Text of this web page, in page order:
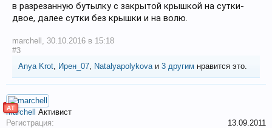
в разрезанную бутылку с закрытой крышкой на сутки-
двое, далее сутки без крышки и на волю.
marchell , 30.10.2016 в 15:18
#3
Anya Krot, Ирен_07, Natalyapolykovaи 3 другим нравится это.
АТ
marchell
Активист
Регистрация:
13.09.2011